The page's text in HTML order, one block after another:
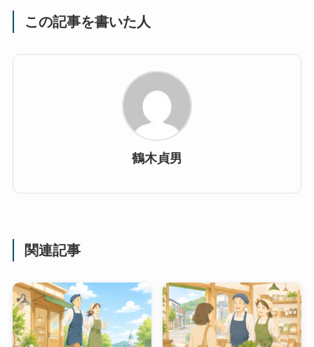
この記事を書いた人
鶴木貞男
関連記事